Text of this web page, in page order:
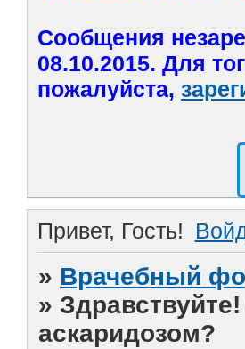
Сообщения
08.10.2015. Для
пожалуйста,
Привет, Гость!
» Врачебный
»
аскаридозом?